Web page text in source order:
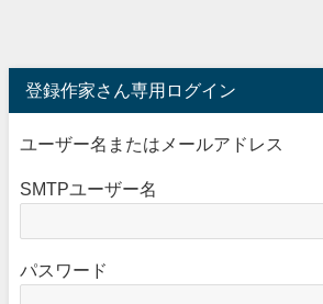
登録作家さん専用ログイン
ユーザー名またはメールアドレス
SMTPユーザー名
パスワード